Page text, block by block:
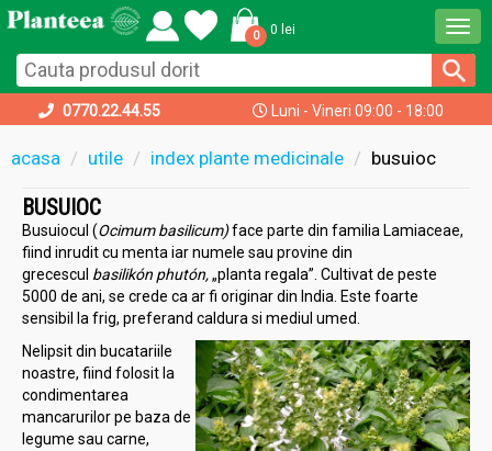
0 0 lei
0770.22.44.55 Luni - Vineri 09:00 - 18:00
acasa utile index plante medicinale busuioc
BUSUIOC
Busuiocul (Ocimum basilicum)face parte din familia Lamiaceae,
fiind inrudit cu menta iar numele sau provine din
grecescul basilikón phutón,„planta regala”. Cultivat de peste
5000 de ani, se crede ca ar fi originar din India. Este foarte
sensibil la frig, preferand caldura si mediul umed.
Nelipsit din bucatariile
noastre, fiind folosit la
condimentarea
mancarurilor pe baza de
legume sau carne,